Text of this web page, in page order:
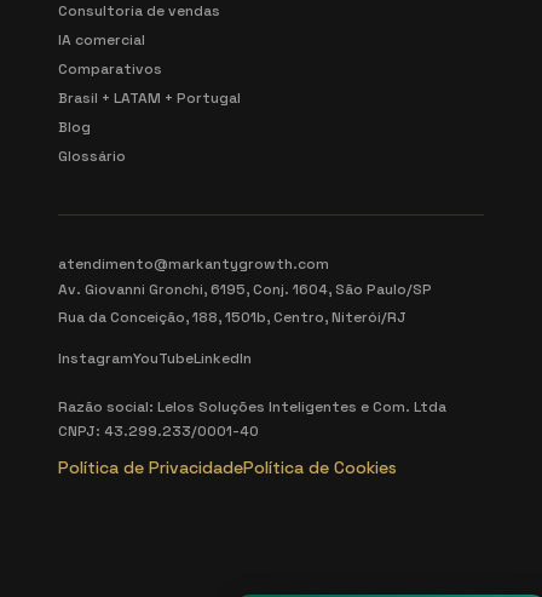
Consultoria de vendas
IA comercial
Comparativos
Brasil + LATAM + Portugal
Blog
Glossário
atendimento@markantygrowth.com
Av. Giovanni Gronchi, 6195, Conj. 1604, São Paulo/SP
Rua da Conceição, 188, 1501b, Centro, Niterói/RJ
InstagramYouTubeLinkedIn
Razão social: Lelos Soluções Inteligentes e Com. Ltda
CNPJ: 43.299.233/0001-40
Política de PrivacidadePolítica de Cookies